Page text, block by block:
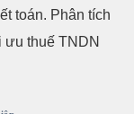
toán. Phân tích
ưu thuế TNDN